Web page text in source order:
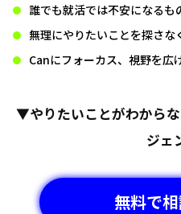
誰でも就活では不安になるも
無理にやりたいことを探さな
Canにフォーカス、視野を広
▼やりたいことがわから
ジェ
無料で